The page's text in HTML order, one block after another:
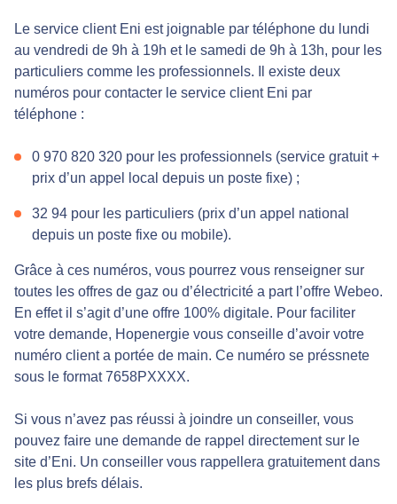
Le service client Eni est joignable par téléphone du lundi
au vendredi de 9h à 19h et le samedi de 9h à 13h, pour les
particuliers comme les professionnels. Il existe deux
numéros pour contacter le service client Eni par
téléphone :
0 970 820 320 pour les professionnels (service gratuit +
prix d’un appel local depuis un poste fixe) ;
32 94 pour les particuliers (prix d’un appel national
depuis un poste fixe ou mobile).
Grâce à ces numéros, vous pourrez vous renseigner sur
toutes les offres de gaz ou d’électricité a part l’offre Webeo.
En effet il s’agit d’une offre 100% digitale. Pour faciliter
votre demande, Hopenergie vous conseille d’avoir votre
numéro client a portée de main. Ce numéro se préssnete
sous le format 7658PXXXX.
Si vous n’avez pas réussi à joindre un conseiller, vous
pouvez faire une demande de rappel directement sur le
site d’Eni. Un conseiller vous rappellera gratuitement dans
les plus brefs délais.